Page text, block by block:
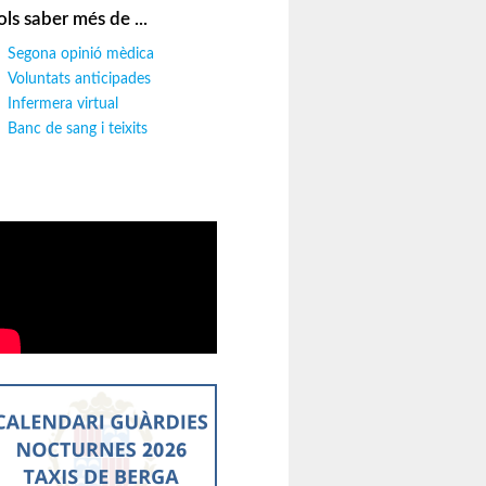
saber més de ...
Segona opinió mèdica
Voluntats anticipades
Infermera virtual
Banc de sang i teixits